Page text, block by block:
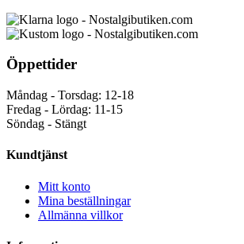
Öppettider
Måndag - Torsdag: 12-18
Fredag - Lördag: 11-15
Söndag - Stängt
Kundtjänst
Mitt konto
Mina beställningar
Allmänna villkor